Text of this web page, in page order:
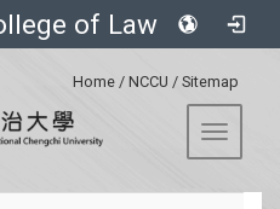
of Law
Home / NCCU / Sitemap
Toggle